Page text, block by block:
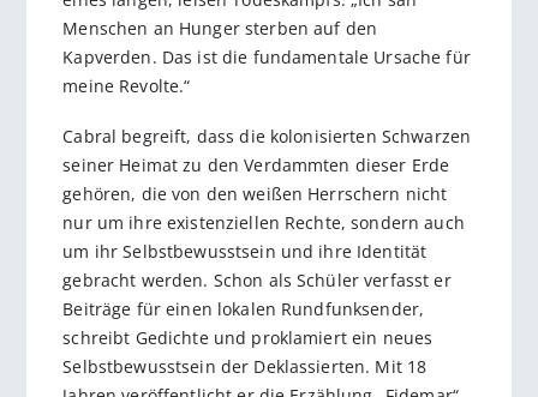
Menschen an Hunger sterben auf den
Kapverden. Das ist die fundamentale Ursache für
meine Revolte.“
Cabral begreift, dass die kolonisierten Schwarzen
seiner Heimat zu den Verdammten dieser Erde
gehören, die von den weißen Herrschern nicht
nur um ihre existenziellen Rechte, sondern auch
um ihr Selbstbewusstsein und ihre Identität
gebracht werden. Schon als Schüler verfasst er
Beiträge für einen lokalen Rundfunksender,
schreibt Gedichte und proklamiert ein neues
Selbstbewusstsein der Deklassierten. Mit 18